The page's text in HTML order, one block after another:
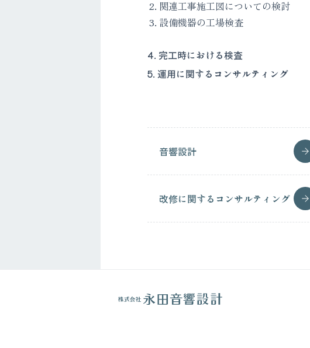
関連工事施工図についての検討
設備機器の工場検査
4. 完工時における検査
5. 運用に関するコンサルティング
音響設計
改修に関するコンサルティング